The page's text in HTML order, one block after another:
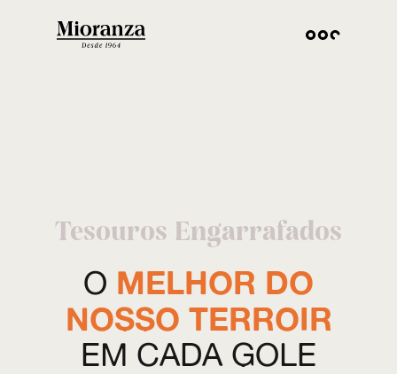
Tesouros Engarrafados
O MELHOR DO
NOSSO TERROIR
EM CADA GOLE